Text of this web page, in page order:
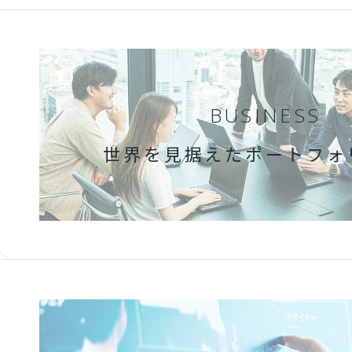
BUSINESS
世界を見据えたポートフ